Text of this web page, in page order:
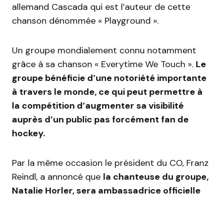
allemand Cascada qui est l’auteur de cette
chanson dénommée « Playground ».
Un groupe mondialement connu notamment
grâce à sa chanson « Everytime We Touch ». Le
groupe bénéficie d’une notoriété importante
à travers le monde, ce qui peut permettre à
la compétition d’augmenter sa visibilité
auprès d’un public pas forcément fan de
hockey.
Par la même occasion le président du CO, Franz
Reindl, a annoncé que la chanteuse du groupe,
Natalie Horler, sera ambassadrice officielle